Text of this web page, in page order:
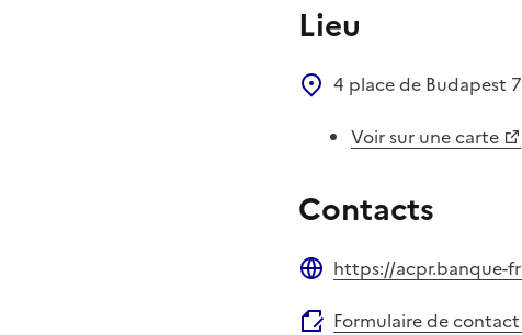
Lieu
4 place de Budapest
Voir sur une carte
Contacts
https://acpr.banque-
Formulaire de contact